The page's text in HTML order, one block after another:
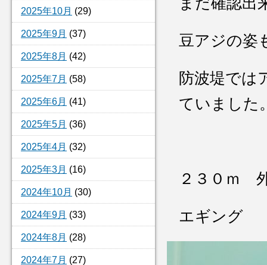
2025年10月 (29)
2025年9月 (37)
2025年8月 (42)
2025年7月 (58)
2025年6月 (41)
2025年5月 (36)
2025年4月 (32)
2025年3月 (16)
2024年10月 (30)
2024年9月 (33)
2024年8月 (28)
2024年7月 (27)
豆アジの姿
防波堤では
ていました
２３０ｍ
エギング